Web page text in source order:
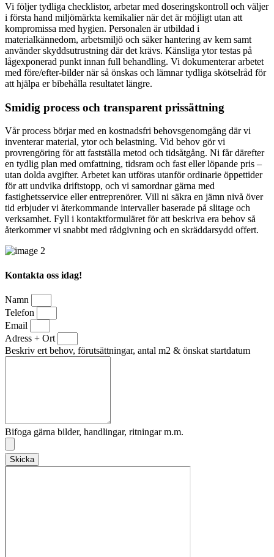
Vi följer tydliga checklistor, arbetar med doseringskontroll och väljer
i första hand miljömärkta kemikalier när det är möjligt utan att
kompromissa med hygien. Personalen är utbildad i
materialkännedom, arbetsmiljö och säker hantering av kem samt
använder skyddsutrustning där det krävs. Känsliga ytor testas på
lågexponerad punkt innan full behandling. Vi dokumenterar arbetet
med före/efter-bilder när så önskas och lämnar tydliga skötselråd för
att hjälpa er bibehålla resultatet längre.
Smidig process och transparent prissättning
Vår process börjar med en kostnadsfri behovsgenomgång där vi
inventerar material, ytor och belastning. Vid behov gör vi
provrengöring för att fastställa metod och tidsåtgång. Ni får därefter
en tydlig plan med omfattning, tidsram och fast eller löpande pris –
utan dolda avgifter. Arbetet kan utföras utanför ordinarie öppettider
för att undvika driftstopp, och vi samordnar gärna med
fastighetsservice eller entreprenörer. Vill ni säkra en jämn nivå över
tid erbjuder vi återkommande intervaller baserade på slitage och
verksamhet. Fyll i kontaktformuläret för att beskriva era behov så
återkommer vi snabbt med rådgivning och en skräddarsydd offert.
Kontakta oss idag!
Namn
Telefon
Email
Adress + Ort
Beskriv ert behov, förutsättningar, antal m2 & önskat startdatum
Bifoga gärna bilder, handlingar, ritningar m.m.
Skicka